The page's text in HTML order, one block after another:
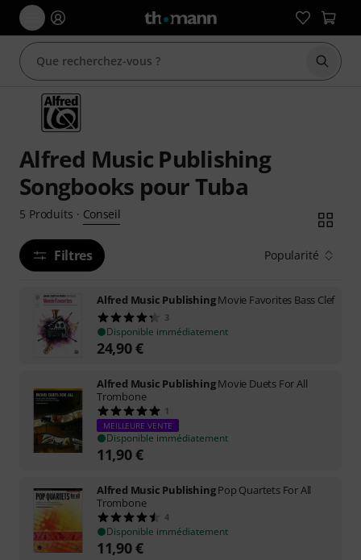
Alfred Music Publishing
Songbooks pour Tuba
5 Produits · Conseil
Filtres Popularité
Alfred Music PublishingMovie Favorites Bass Clef
3
Disponible immédiatement
24,90€
Alfred Music PublishingMovie Duets For All
Trombone
1
MEILLEURE VENTE
Disponible immédiatement
11,90€
Alfred Music PublishingPop Quartets For All
Trombone
4
Disponible immédiatement
11,90€